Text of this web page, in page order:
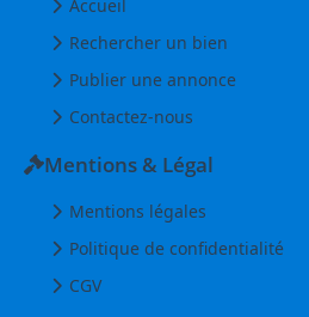
Accueil
Rechercher un bien
Publier une annonce
Contactez-nous
Mentions & Légal
Mentions légales
Politique de confidentialité
CGV